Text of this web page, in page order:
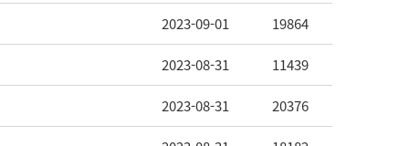
2023-09-01 19864
2023-08-31 11439
2023-08-31 20376